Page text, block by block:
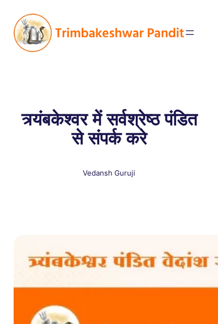
त्र्यंबकेश्वर में सर्वश्रेष्ठ पंडित
से संपर्क करे
Vedansh Guruji